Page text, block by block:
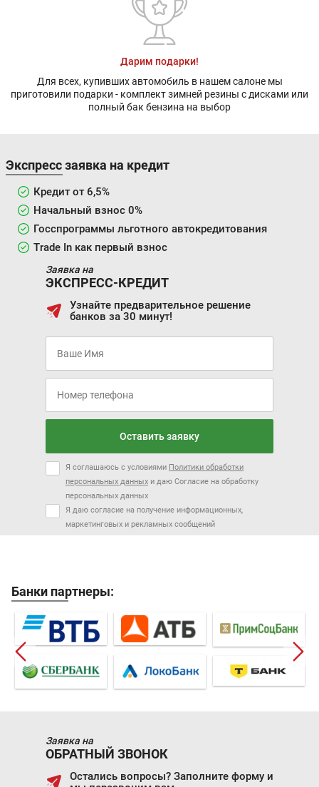
Дарим подарки!
Для всех, купивших автомобиль в нашем салоне мы
приготовили подарки - комплект зимней резины с дисками или
полный бак бензина на выбор
Экспресс заявка на кредит
Кредит от 6,5%
Начальный взнос 0%
Госспрограммы льготного автокредитования
Trade In как первый взнос
Заявка на
ЭКСПРЕСС-КРЕДИТ
Узнайте предварительное решение
банков за 30 минут!
Оставить заявку
Я соглашаюсь с условиями Политики обработки
персональных данных и даю Согласие на обработку
персональных данных
Я даю согласие на получение информационных,
маркетинговых и рекламных сообщений
Банки партнеры:
Заявка на
ОБРАТНЫЙ ЗВОНОК
Остались вопросы? Заполните форму и